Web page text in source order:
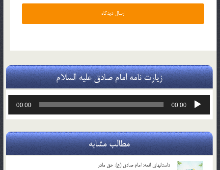
زیارت نامه امام صادق علیه السلام
پخش‌کننده
00:00
00:00
مطالب مشابه
داستانهای ائمه: امام صادق (ع): حق مادر